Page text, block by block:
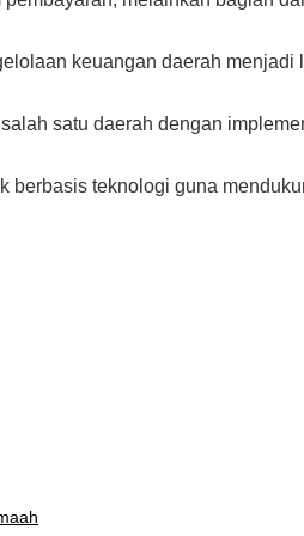
keuangan daerah
satu daerah dengan
teknologi guna